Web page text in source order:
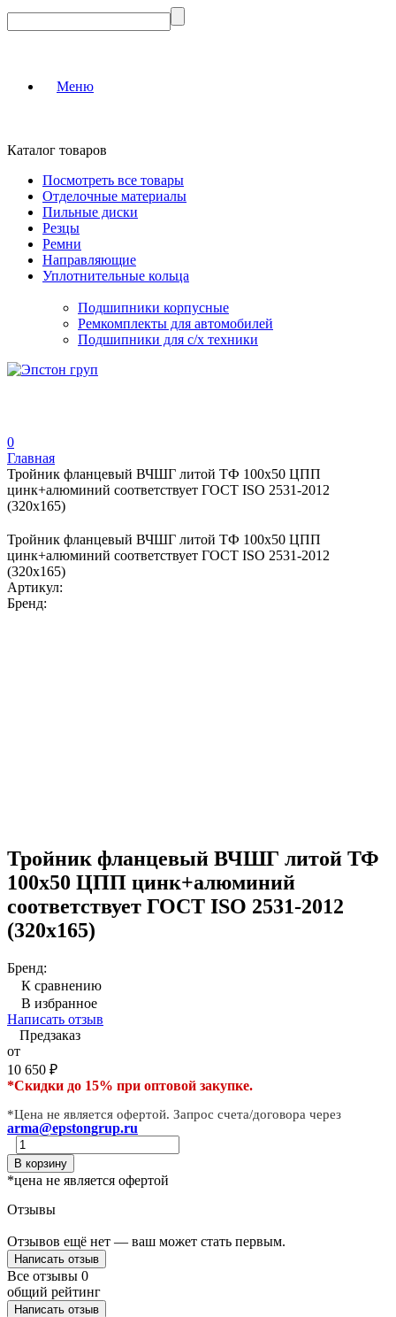
Меню
Каталог товаров
Посмотреть все товары
Отделочные материалы
Пильные диски
Резцы
Ремни
Направляющие
Уплотнительные кольца
Подшипники корпусные
Ремкомплекты для автомобилей
Подшипники для с/х техники
0
Главная
Тройник фланцевый ВЧШГ литой ТФ 100х50 ЦПП
цинк+алюминий соответствует ГОСТ ISO 2531-2012
(320х165)
Тройник фланцевый ВЧШГ литой ТФ 100х50 ЦПП
цинк+алюминий соответствует ГОСТ ISO 2531-2012
(320х165)
Артикул:
Бренд:
Тройник фланцевый ВЧШГ литой ТФ
100х50 ЦПП цинк+алюминий
соответствует ГОСТ ISO 2531-2012
(320х165)
Бренд:
К сравнению
В избранное
Написать отзыв
Предзаказ
от
10 650 ₽
*Скидки до 15% при оптовой закупке.
*Цена не является офертой. Запрос счета/договора через
arma@epstongrup.ru
В корзину
*цена не является офертой
Отзывы
Отзывов ещё нет — ваш может стать первым.
Написать отзыв
Все отзывы 0
общий рейтинг
Написать отзыв